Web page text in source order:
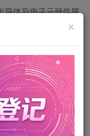
体及电子元器件展
航
链汇聚
×